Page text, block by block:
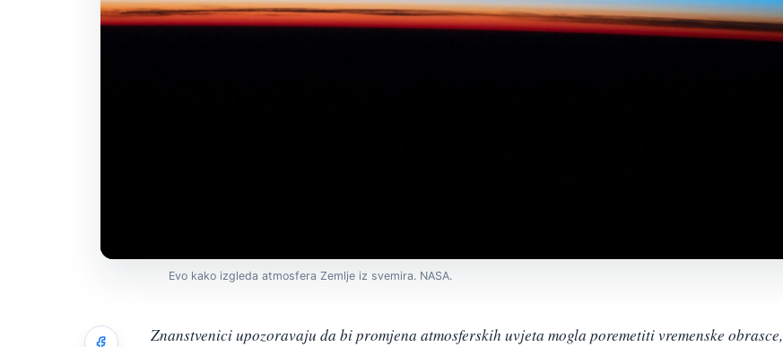
Evo kako izgleda atmosfera Zemlje iz svemira. NASA.
Znanstvenici upozoravaju da bi promjena atmosferskih uvjeta mogla poremetiti vremenske obrasce,